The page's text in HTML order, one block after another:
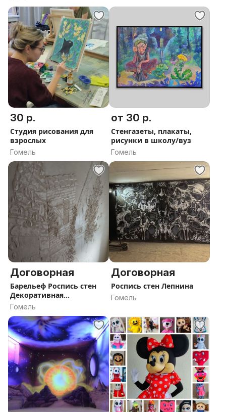
30 р.
Студия рисования для
взрослых
Гомель
от 30 р.
Стенгазеты, плакаты,
рисунки в школу/вуз
Гомель
Договорная
Барельеф Роспись стен
Декоративная
штукотурка
Гомель
Договорная
Роспись стен Лепнина
Гомель